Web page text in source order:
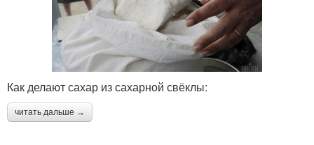
Как делают сахар из сахарной свёклы:
читать дальше →